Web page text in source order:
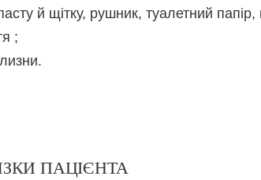
й щітку, рушник, туалетний папір,
;
ПАЦІЄНТА